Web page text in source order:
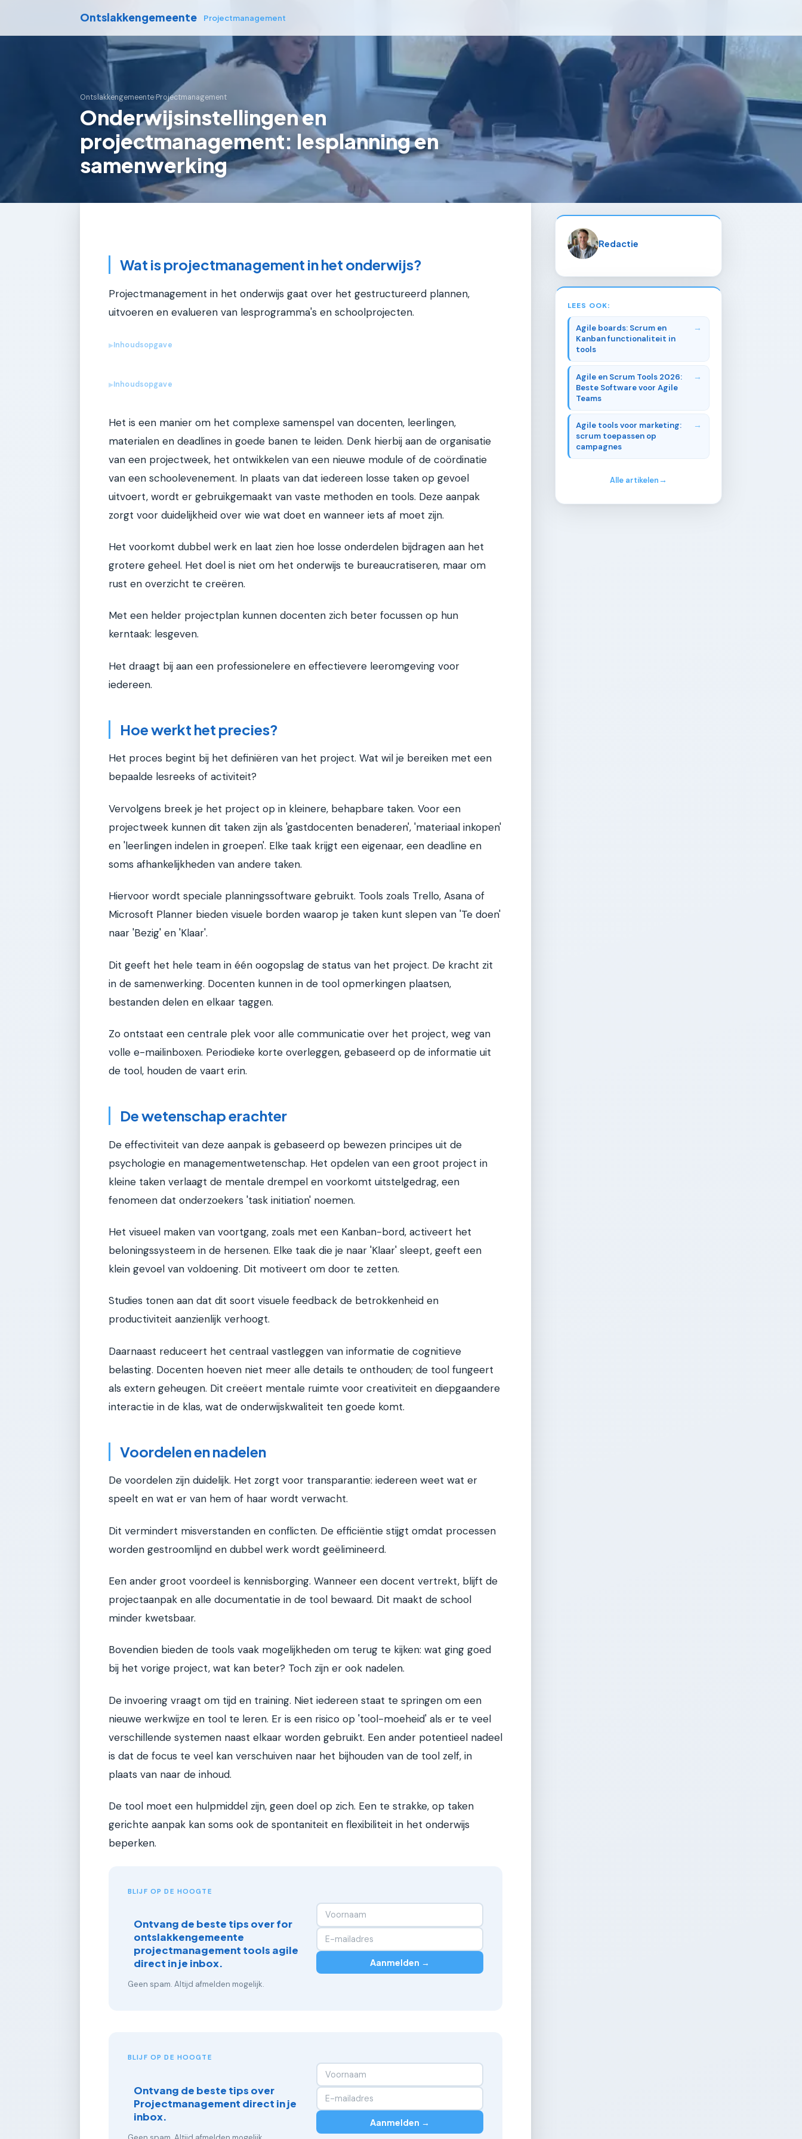
Ontslakkengemeente Projectmanagement
Ontslakkengemeente›Projectmanagement
Onderwijsinstellingen en
projectmanagement: lesplanning en
samenwerking
Wat is projectmanagement in het onderwijs?
Projectmanagement in het onderwijs gaat over het gestructureerd plannen,
uitvoeren en evalueren van lesprogramma's en schoolprojecten.
▶Inhoudsopgave
▶Inhoudsopgave
Het is een manier om het complexe samenspel van docenten, leerlingen,
materialen en deadlines in goede banen te leiden. Denk hierbij aan de organisatie
van een projectweek, het ontwikkelen van een nieuwe module of de coördinatie
van een schoolevenement. In plaats van dat iedereen losse taken op gevoel
uitvoert, wordt er gebruikgemaakt van vaste methoden en tools. Deze aanpak
zorgt voor duidelijkheid over wie wat doet en wanneer iets af moet zijn.
Het voorkomt dubbel werk en laat zien hoe losse onderdelen bijdragen aan het
grotere geheel. Het doel is niet om het onderwijs te bureaucratiseren, maar om
rust en overzicht te creëren.
Met een helder projectplan kunnen docenten zich beter focussen op hun
kerntaak: lesgeven.
Het draagt bij aan een professionelere en effectievere leeromgeving voor
iedereen.
Hoe werkt het precies?
Het proces begint bij het definiëren van het project. Wat wil je bereiken met een
bepaalde lesreeks of activiteit?
Vervolgens breek je het project op in kleinere, behapbare taken. Voor een
projectweek kunnen dit taken zijn als 'gastdocenten benaderen', 'materiaal inkopen'
en 'leerlingen indelen in groepen'. Elke taak krijgt een eigenaar, een deadline en
soms afhankelijkheden van andere taken.
Hiervoor wordt speciale planningssoftware gebruikt. Tools zoals Trello, Asana of
Microsoft Planner bieden visuele borden waarop je taken kunt slepen van 'Te doen'
naar 'Bezig' en 'Klaar'.
Dit geeft het hele team in één oogopslag de status van het project. De kracht zit
in de samenwerking. Docenten kunnen in de tool opmerkingen plaatsen,
bestanden delen en elkaar taggen.
Zo ontstaat een centrale plek voor alle communicatie over het project, weg van
volle e-mailinboxen. Periodieke korte overleggen, gebaseerd op de informatie uit
de tool, houden de vaart erin.
De wetenschap erachter
De effectiviteit van deze aanpak is gebaseerd op bewezen principes uit de
psychologie en managementwetenschap. Het opdelen van een groot project in
kleine taken verlaagt de mentale drempel en voorkomt uitstelgedrag, een
fenomeen dat onderzoekers 'task initiation' noemen.
Het visueel maken van voortgang, zoals met een Kanban-bord, activeert het
beloningssysteem in de hersenen. Elke taak die je naar 'Klaar' sleept, geeft een
klein gevoel van voldoening. Dit motiveert om door te zetten.
Studies tonen aan dat dit soort visuele feedback de betrokkenheid en
productiviteit aanzienlijk verhoogt.
Daarnaast reduceert het centraal vastleggen van informatie de cognitieve
belasting. Docenten hoeven niet meer alle details te onthouden; de tool fungeert
als extern geheugen. Dit creëert mentale ruimte voor creativiteit en diepgaandere
interactie in de klas, wat de onderwijskwaliteit ten goede komt.
Voordelen en nadelen
De voordelen zijn duidelijk. Het zorgt voor transparantie: iedereen weet wat er
speelt en wat er van hem of haar wordt verwacht.
Dit vermindert misverstanden en conflicten. De efficiëntie stijgt omdat processen
worden gestroomlijnd en dubbel werk wordt geëlimineerd.
Een ander groot voordeel is kennisborging. Wanneer een docent vertrekt, blijft de
projectaanpak en alle documentatie in de tool bewaard. Dit maakt de school
minder kwetsbaar.
Bovendien bieden de tools vaak mogelijkheden om terug te kijken: wat ging goed
bij het vorige project, wat kan beter? Toch zijn er ook nadelen.
De invoering vraagt om tijd en training. Niet iedereen staat te springen om een
nieuwe werkwijze en tool te leren. Er is een risico op 'tool-moeheid' als er te veel
verschillende systemen naast elkaar worden gebruikt. Een ander potentieel nadeel
is dat de focus te veel kan verschuiven naar het bijhouden van de tool zelf, in
plaats van naar de inhoud.
De tool moet een hulpmiddel zijn, geen doel op zich. Een te strakke, op taken
gerichte aanpak kan soms ook de spontaniteit en flexibiliteit in het onderwijs
beperken.
BLIJF OP DE HOOGTE
Ontvang de beste tips over for
ontslakkengemeente
projectmanagement tools agile
direct in je inbox.
Geen spam. Altijd afmelden mogelijk.
Aanmelden →
BLIJF OP DE HOOGTE
Ontvang de beste tips over
Projectmanagement direct in je
inbox.
Aanmelden →
Redactie
LEES OOK:
Agile boards: Scrum en
Kanban functionaliteit in
tools
Agile en Scrum Tools 2026:
Beste Software voor Agile
Teams
Agile tools voor marketing:
scrum toepassen op
campagnes
Alle artikelen